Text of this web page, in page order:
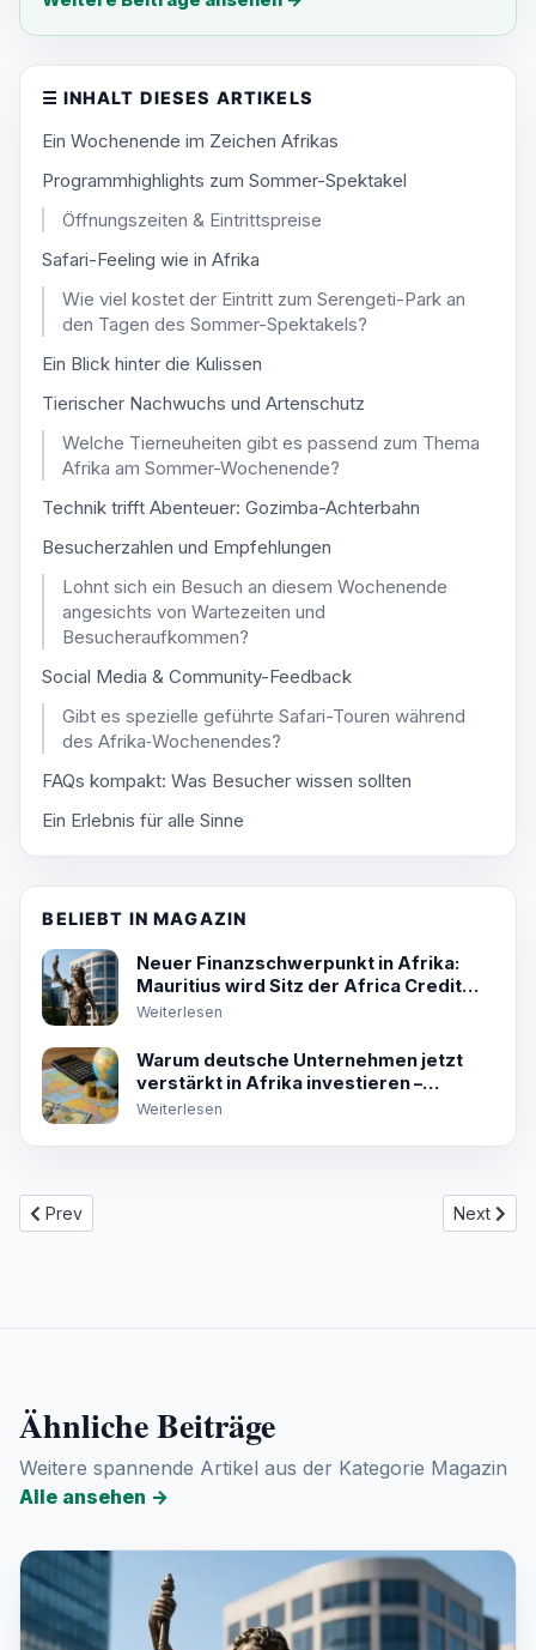
☰ INHALT DIESES ARTIKELS
Ein Wochenende im Zeichen Afrikas
Programmhighlights zum Sommer-Spektakel
Öffnungszeiten & Eintrittspreise
Safari-Feeling wie in Afrika
Wie viel kostet der Eintritt zum Serengeti-Park an
den Tagen des Sommer-Spektakels?
Ein Blick hinter die Kulissen
Tierischer Nachwuchs und Artenschutz
Welche Tierneuheiten gibt es passend zum Thema
Afrika am Sommer-Wochenende?
Technik trifft Abenteuer: Gozimba-Achterbahn
Besucherzahlen und Empfehlungen
Lohnt sich ein Besuch an diesem Wochenende
angesichts von Wartezeiten und
Besucheraufkommen?
Social Media & Community-Feedback
Gibt es spezielle geführte Safari-Touren während
des Afrika‑Wochenendes?
FAQs kompakt: Was Besucher wissen sollten
Ein Erlebnis für alle Sinne
BELIEBT IN MAGAZIN
Neuer Finanzschwerpunkt in Afrika:
Mauritius wird Sitz der Africa Credit
Rating Agency
Weiterlesen
Warum deutsche Unternehmen jetzt
verstärkt in Afrika investieren –
Chancen und Risiken im Check
Weiterlesen
Previous article: Dortmunder BVB Stars engagieren sich für
Prev Next
Next
Ähnliche Beiträge
Weitere spannende Artikel aus der Kategorie Magazin
Alle ansehen →